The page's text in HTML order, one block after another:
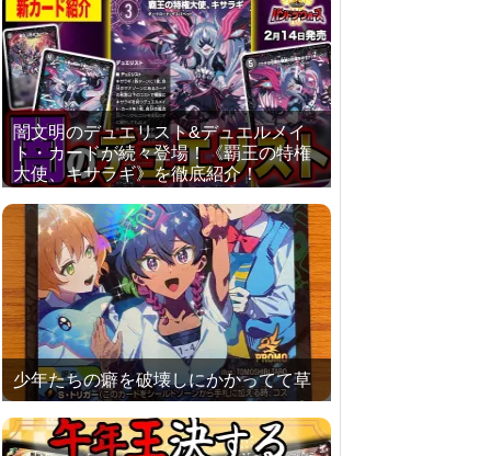
闇文明のデュエリスト&デュエルメイ
ト・カードが続々登場！《覇王の特権
大使、キサラギ》を徹底紹介！
少年たちの癖を破壊しにかかってて草